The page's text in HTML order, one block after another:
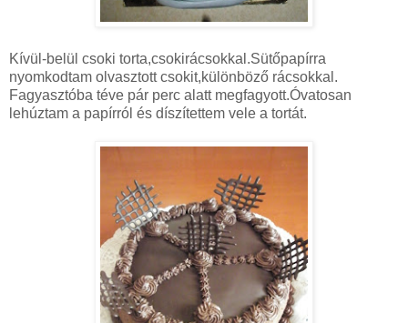
Kívül-belül csoki torta,csokirácsokkal.Sütőpapírra
nyomkodtam olvasztott csokit,különböző rácsokkal.
Fagyasztóba téve pár perc alatt megfagyott.Óvatosan
lehúztam a papírról és díszítettem vele a tortát.